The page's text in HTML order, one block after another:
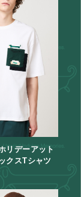
リデーアット
クスTシャツ